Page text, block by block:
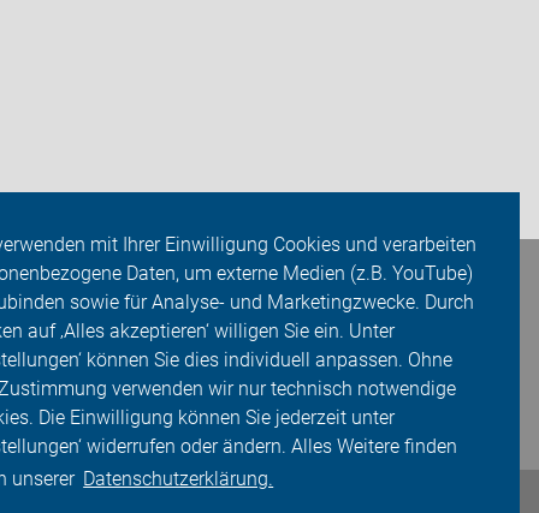
mit Ihrer Einwilligung Cookies und verarbeiten
Daten, um externe Medien (z.B. YouTube)
sowie für Analyse- und Marketingzwecke. Durch
auf ‚Alles akzeptieren‘ willigen Sie ein. Unter
können Sie dies individuell anpassen. Ohne
verwenden wir nur technisch notwendige
Die Einwilligung können Sie jederzeit unter
widerrufen oder ändern. Alles Weitere finden
unserer Datenschutzerklärung.